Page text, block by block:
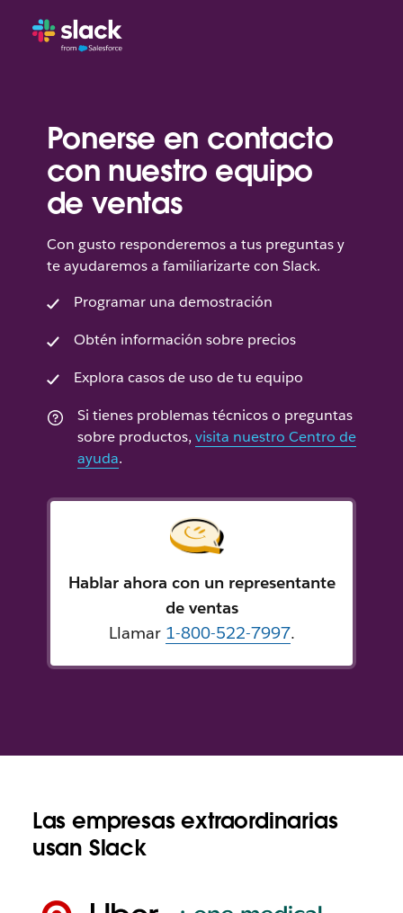
Ponerse en contacto
con nuestro equipo
de ventas
Con gusto responderemos a tus preguntas y
te ayudaremos a familiarizarte con Slack.
Programar una demostración
Obtén información sobre precios
Explora casos de uso de tu equipo
Si tienes problemas técnicos o preguntas
sobre productos, visita nuestro Centro de
ayuda.
Hablar ahora con un representante
de ventas
Llamar 1-800-522-7997.
Las empresas extraordinarias
usan Slack